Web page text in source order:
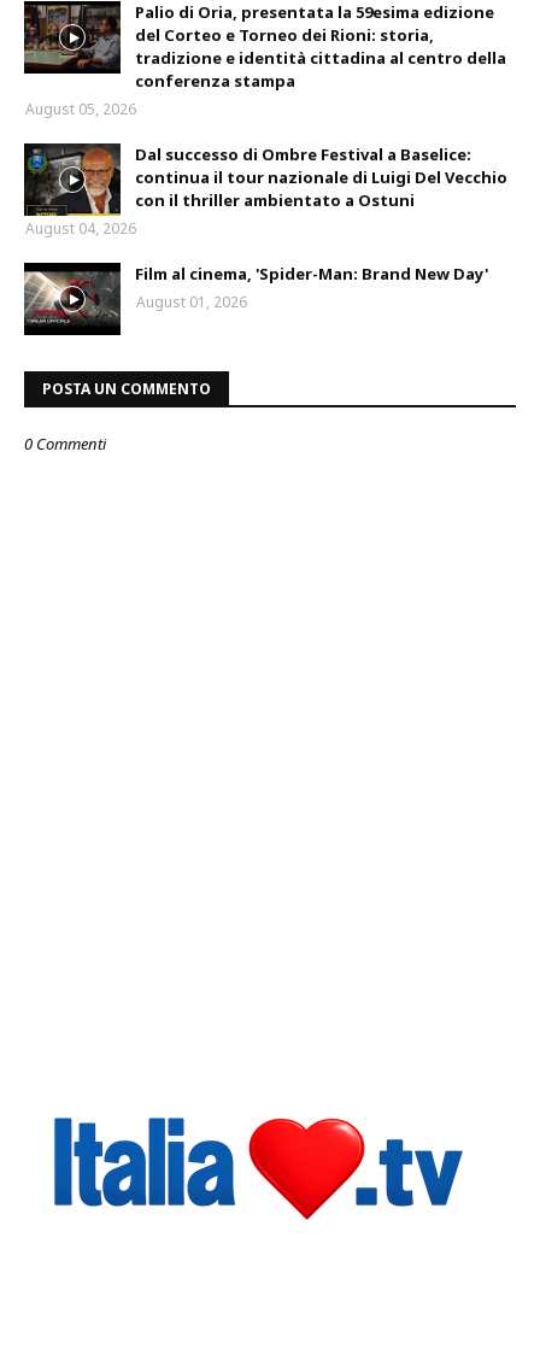
Palio di Oria, presentata la 59esima edizione
del Corteo e Torneo dei Rioni: storia,
tradizione e identità cittadina al centro della
conferenza stampa
August 05, 2026
Dal successo di Ombre Festival a Baselice:
continua il tour nazionale di Luigi Del Vecchio
con il thriller ambientato a Ostuni
August 04, 2026
Film al cinema, 'Spider-Man: Brand New Day'
August 01, 2026
POSTA UN COMMENTO
0 Commenti